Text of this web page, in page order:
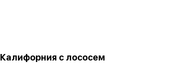
Калифорния с лососем